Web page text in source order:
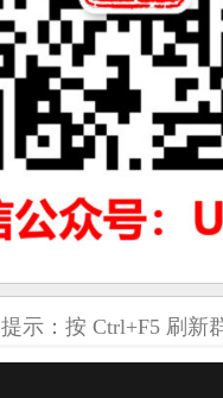
提示：按 Ctrl+F5 刷新